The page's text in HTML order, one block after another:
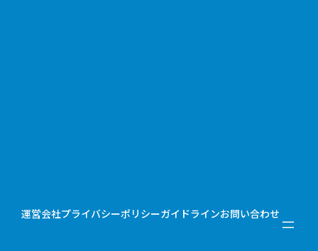
運営会社プライバシーポリシーガイドラインお問い合わせ